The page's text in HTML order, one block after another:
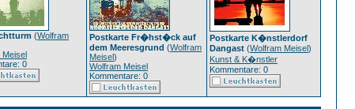
(Wolfram
Meisel
0
Postkarte Fr�hst�ck auf
dem Meeresgrund (Wolfram
Meisel)
Wolfram Meisel
Kommentare: 0
Postkarte K�nstlerdorf
Dangast (Wolfram Meisel)
Kunst & K�nstler
Kommentare: 0